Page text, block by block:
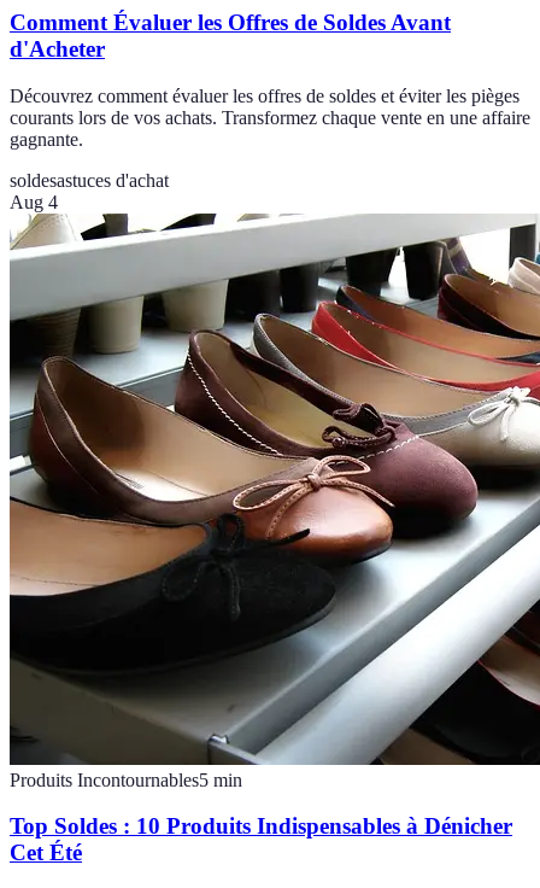
Comment Évaluer les Offres de Soldes Avant
d'Acheter
Découvrez comment évaluer les offres de soldes et éviter les pièges
courants lors de vos achats. Transformez chaque vente en une affaire
gagnante.
soldesastuces d'achat
Aug 4
Produits Incontournables5 min
Top Soldes : 10 Produits Indispensables à Dénicher
Cet Été